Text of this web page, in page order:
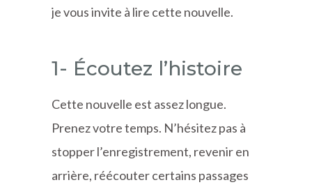
je vous invite à lire cette nouvelle.
1- Écoutez l’histoire
Cette nouvelle est assez longue.
Prenez votre temps. N’hésitez pas à
stopper l’enregistrement, revenir en
arrière, réécouter certains passages